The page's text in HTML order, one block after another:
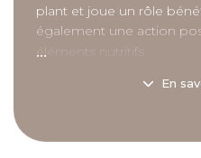
plant et joue un rôle
également une action
éléments nutritifs
Il peut s’utiliser en
...
En